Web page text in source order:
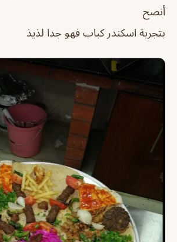
أنصح
بتجربة اسكندر كباب فهو جدا لذيذ